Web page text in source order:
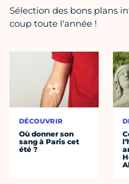
Sélection des bons plans
coup toute l'année !
DÉCOUVRIR
Où donner son
sang à Paris cet
été ?